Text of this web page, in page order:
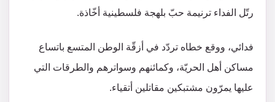
رتّل الفداء ترنيمة حبّ بلهجة فلسطينية أخّاذة.
فدائي، ووقع خطاه تردّد في أزقّة الوطن المتسع باتساع
مساكن أهل الحريّة، وكمائنهم وسواترهم والطرقات التي
عليها يمرّون مشتبكين مقاتلين أتقياء.